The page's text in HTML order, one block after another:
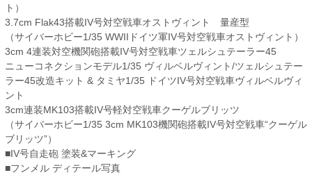
ト）
3.7cm Flak43搭載IV号対空戦車オストヴィント 量産型
（サイバーホビー1/35 WWIIドイツ軍IV号対空戦車オストヴィント）
3cm 4連装対空機関砲搭載IV号対空戦車ツェルシュテーラー45
ニューコネクションモデル1/35 ヴィルベルヴィント/ツェルシュテー
ラー45改造キット & タミヤ1/35 ドイツIV号対空戦車ヴィルベルヴィ
ント
3cm連装MK103搭載IV号軽対空戦車クーゲルブリッツ
（サイバーホビー1/35 3cm MK103機関砲搭載IV号対空戦車“クーゲル
ブリッツ”）
■IV号自走砲 塗装&マーキング
■フンメル ディテール写真